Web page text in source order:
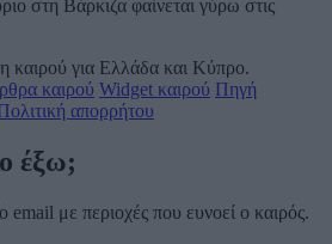
στη Βάρκιζα φαίνεται γύρω στις
καιρού για Ελλάδα και Κύπρο.
καιρού Widget καιρού Πηγή
απορρήτου
έξω;
με περιοχές που ευνοεί ο καιρός.